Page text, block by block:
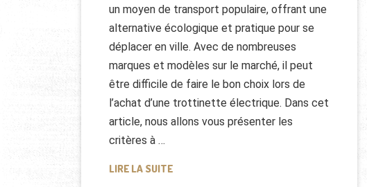
un moyen de transport populaire, offrant une
alternative écologique et pratique pour se
déplacer en ville. Avec de nombreuses
marques et modèles sur le marché, il peut
être difficile de faire le bon choix lors de
l’achat d’une trottinette électrique. Dans cet
article, nous allons vous présenter les
critères à …
LIRE LA SUITECOMMENT BIEN CHOISIR SA TROTTINETTE